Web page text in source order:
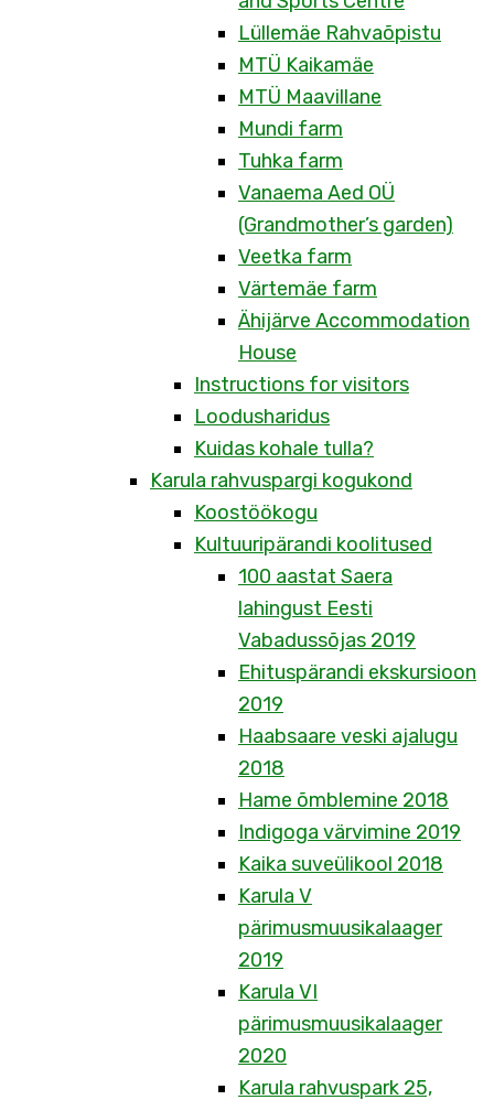
Lüllemäe Rahvaõpistu
MTÜ Kaikamäe
MTÜ Maavillane
Mundi farm
Tuhka farm
Vanaema Aed OÜ
(Grandmother’s garden)
Veetka farm
Värtemäe farm
Ähijärve Accommodation
House
Instructions for visitors
Loodusharidus
Kuidas kohale tulla?
Karula rahvuspargi kogukond
Koostöökogu
Kultuuripärandi koolitused
100 aastat Saera
lahingust Eesti
Vabadussõjas 2019
Ehituspärandi ekskursioon
2019
Haabsaare veski ajalugu
2018
Hame õmblemine 2018
Indigoga värvimine 2019
Kaika suveülikool 2018
Karula V
pärimusmuusikalaager
2019
Karula VI
pärimusmuusikalaager
2020
Karula rahvuspark 25,